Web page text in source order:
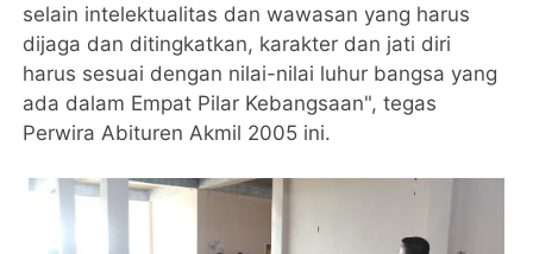
selain intelektualitas dan wawasan yang harus
dijaga dan ditingkatkan, karakter dan jati diri
harus sesuai dengan nilai-nilai luhur bangsa yang
ada dalam Empat Pilar Kebangsaan", tegas
Perwira Abituren Akmil 2005 ini.